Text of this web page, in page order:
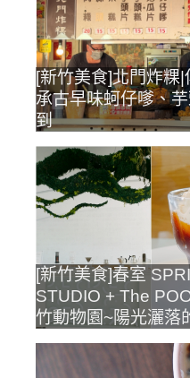
[新竹美食]北門炸粿
承古早味蚵仔嗲、
到
[新竹美食]春室
STUDIO + The
竹動物園~陽光灑落